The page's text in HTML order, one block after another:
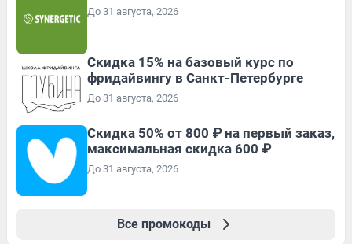
До 31 августа, 2026
Скидка 15% на базовый курс по
фридайвингу в Санкт-Петербурге
До 31 августа, 2026
Скидка 50% от 800 ₽ на первый заказ,
максимальная скидка 600 ₽
До 31 августа, 2026
Все промокоды